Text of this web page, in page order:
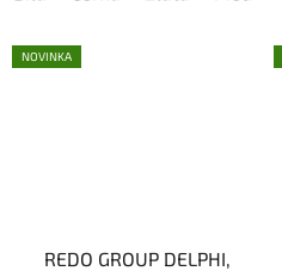
NOVINKA
REDO GROUP DELPHI,